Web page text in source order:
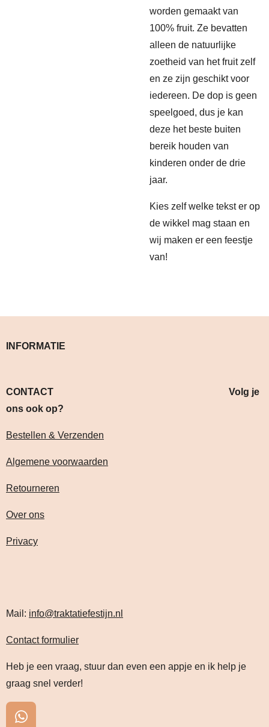
worden gemaakt van
100% fruit. Ze bevatten
alleen de natuurlijke
zoetheid van het fruit zelf
en ze zijn geschikt voor
iedereen. De dop is geen
speelgoed, dus je kan
deze het beste buiten
bereik houden van
kinderen onder de drie
jaar.
Kies zelf welke tekst er op
de wikkel mag staan en
wij maken er een feestje
van!
INFORMATIE
CONTACT Volg je
ons ook op?
Bestellen & Verzenden
Algemene voorwaarden
Retourneren
Over ons
Privacy
Mail: info@traktatiefestijn.nl
Contact formulier
Heb je een vraag, stuur dan even een appje en ik help je
graag snel verder!
W